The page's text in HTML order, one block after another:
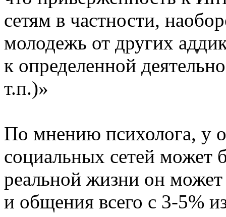
сетям в частности,
молодежь от других
к определенной
т.п.)»
По мнению психолога, у
социальных сетей может
реальной жизни он
и общения всего с 3-5%